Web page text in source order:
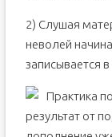
2) Слушая
неволей
записывается
Практика
результат от